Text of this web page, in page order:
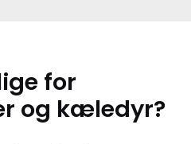
for
og kæledyr?